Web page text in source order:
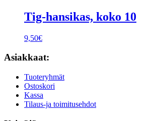
Tig-hansikas, koko 10
9,50€
Asiakkaat:
Tuoteryhmät
Ostoskori
Kassa
Tilaus-ja toimitusehdot